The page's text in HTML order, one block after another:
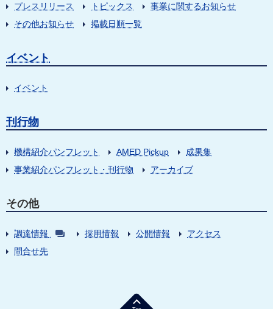
プレスリリース トピックス
事業に関するお知らせ
その他お知らせ
掲載日順一覧
イベント
イベント
刊行物
機構紹介パンフレット AMED Pickup
成果集
事業紹介パンフレット・刊行物
アーカイブ
その他
調達情報 採用情報 公開情報
アクセス
問合せ先